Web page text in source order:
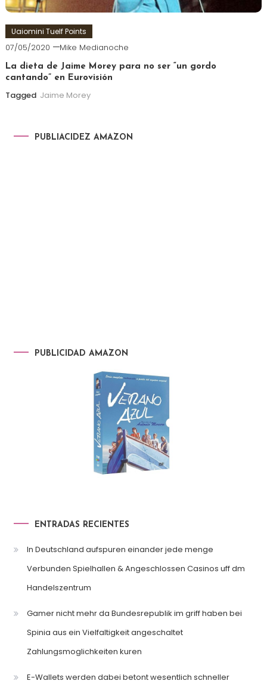
Uaiomini Tuelf Points
07/05/2020 Mike Medianoche
La dieta de Jaime Morey para no ser “un gordo
cantando” en Eurovisión
Tagged Jaime Morey
PUBLIACIDEZ AMAZON
PUBLICIDAD AMAZON
ENTRADAS RECIENTES
In Deutschland aufspuren einander jede menge
Verbunden Spielhallen & Angeschlossen Casinos uff dm
Handelszentrum
Gamer nicht mehr da Bundesrepublik im griff haben bei
Spinia aus ein Vielfaltigkeit angeschaltet
Zahlungsmoglichkeiten kuren
E-Wallets werden dabei betont wesentlich schneller